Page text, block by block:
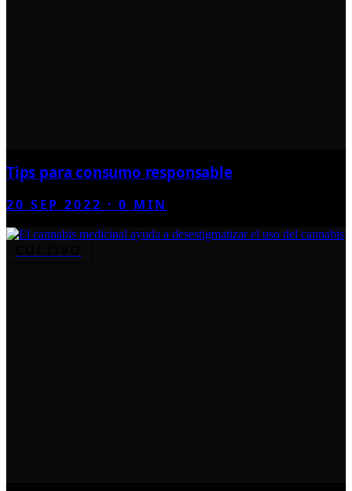
Tips para consumo responsable
20 SEP 2022 ·0 MIN